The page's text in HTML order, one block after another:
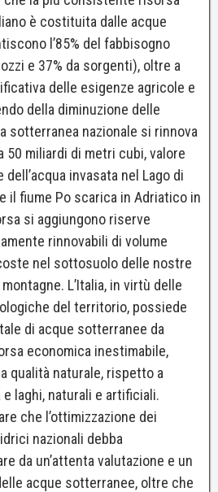
è costituita dalle acque
l’85% del fabbisogno
e 37% da sorgenti), oltre a
delle esigenze agricole e
della diminuzione delle
sotterranea nazionale si rinnova
50 miliardi di metri cubi, valore
invasata nel Lago di
il fiume Po scarica in Adriatico in
si aggiungono riserve
rinnovabili di volume
nel sottosuolo delle nostre
L’Italia, in virtù delle
del territorio, possiede
di acque sotterranee da
economica inestimabile,
qualità naturale, rispetto a
e laghi, naturali e artificiali.
che l’ottimizzazione dei
nazionali debba
da un’attenta valutazione e un
acque sotterranee, oltre che